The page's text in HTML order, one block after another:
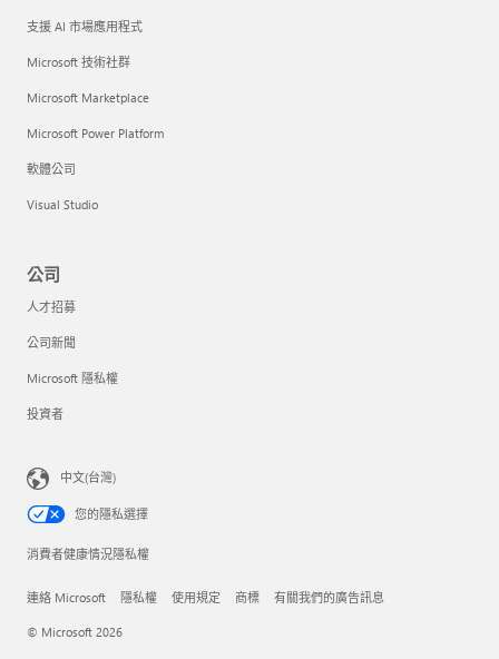
支援 AI 市場應用程式
Microsoft 技術社群
Microsoft Marketplace
Microsoft Power Platform
軟體公司
Visual Studio
公司
人才招募
公司新聞
Microsoft 隱私權
投資者
中文(台灣)
您的隱私選擇
消費者健康情況隱私權
連絡 Microsoft 隱私權 使用規定 商標 有關我們的廣告訊息
© Microsoft 2026